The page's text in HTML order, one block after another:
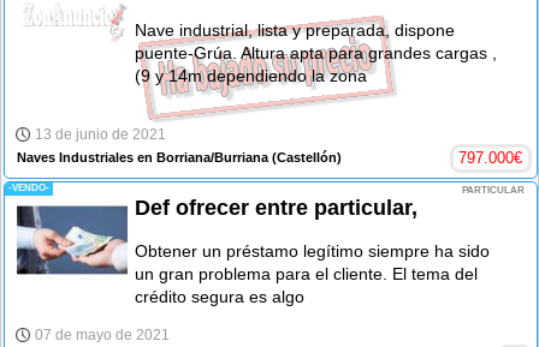
Nave industrial, lista y preparada, dispone
puente-Grúa. Altura apta para grandes cargas ,
(9 y 14m dependiendo la zona
13 de junio de 2021
Naves Industriales en Borriana/Burriana (Castellón) 797.000€
-VENDO- PARTICULAR
Def ofrecer entre particular,
Obtener un préstamo legítimo siempre ha sido
un gran problema para el cliente. El tema del
crédito segura es algo
07 de mayo de 2021